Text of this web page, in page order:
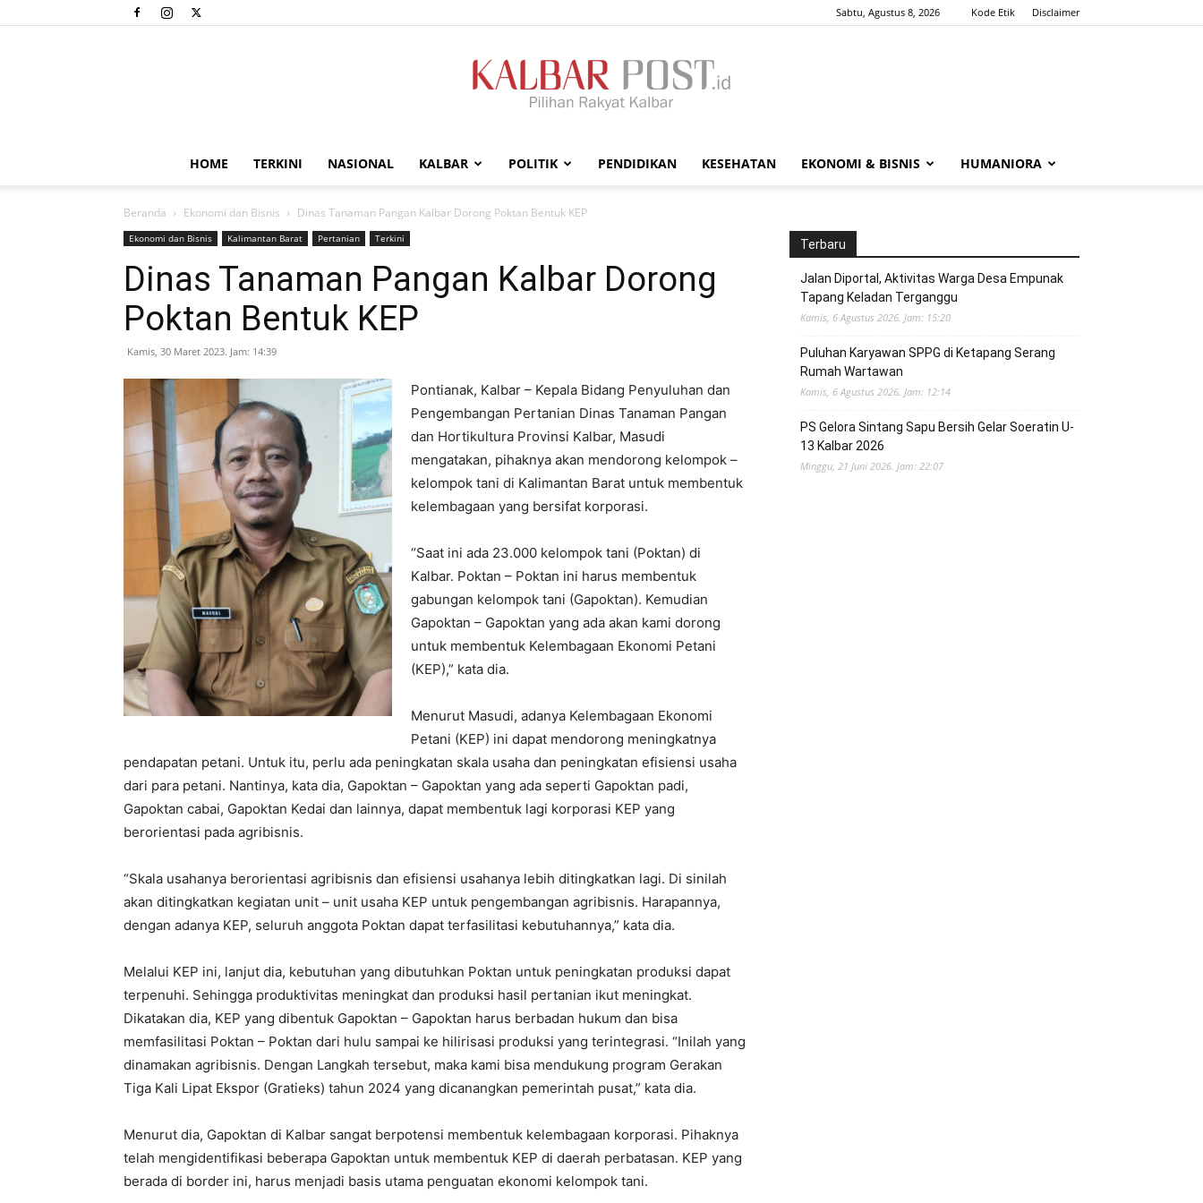
Sabtu, Agustus 8, 2026 Kode Etik Disclaimer
HOME TERKINI NASIONAL KALBAR POLITIK PENDIDIKAN KESEHATAN EKONOMI & BISNIS HUMANIORA
Beranda Ekonomi dan Bisnis Dinas Tanaman Pangan Kalbar Dorong Poktan Bentuk KEP
Ekonomi dan Bisnis Kalimantan Barat Pertanian Terkini
Dinas Tanaman Pangan Kalbar Dorong
Poktan Bentuk KEP
Kamis, 30 Maret 2023. Jam: 14:39
Pontianak, Kalbar – Kepala Bidang Penyuluhan dan
Pengembangan Pertanian Dinas Tanaman Pangan
dan Hortikultura Provinsi Kalbar, Masudi
mengatakan, pihaknya akan mendorong kelompok –
kelompok tani di Kalimantan Barat untuk membentuk
kelembagaan yang bersifat korporasi.
“Saat ini ada 23.000 kelompok tani (Poktan) di
Kalbar. Poktan – Poktan ini harus membentuk
gabungan kelompok tani (Gapoktan). Kemudian
Gapoktan – Gapoktan yang ada akan kami dorong
untuk membentuk Kelembagaan Ekonomi Petani
(KEP),” kata dia.
Menurut Masudi, adanya Kelembagaan Ekonomi
Petani (KEP) ini dapat mendorong meningkatnya
pendapatan petani. Untuk itu, perlu ada peningkatan skala usaha dan peningkatan efisiensi usaha
dari para petani. Nantinya, kata dia, Gapoktan – Gapoktan yang ada seperti Gapoktan padi,
Gapoktan cabai, Gapoktan Kedai dan lainnya, dapat membentuk lagi korporasi KEP yang
berorientasi pada agribisnis.
“Skala usahanya berorientasi agribisnis dan efisiensi usahanya lebih ditingkatkan lagi. Di sinilah
akan ditingkatkan kegiatan unit – unit usaha KEP untuk pengembangan agribisnis. Harapannya,
dengan adanya KEP, seluruh anggota Poktan dapat terfasilitasi kebutuhannya,” kata dia.
Melalui KEP ini, lanjut dia, kebutuhan yang dibutuhkan Poktan untuk peningkatan produksi dapat
terpenuhi. Sehingga produktivitas meningkat dan produksi hasil pertanian ikut meningkat.
Dikatakan dia, KEP yang dibentuk Gapoktan – Gapoktan harus berbadan hukum dan bisa
memfasilitasi Poktan – Poktan dari hulu sampai ke hilirisasi produksi yang terintegrasi. “Inilah yang
dinamakan agribisnis. Dengan Langkah tersebut, maka kami bisa mendukung program Gerakan
Tiga Kali Lipat Ekspor (Gratieks) tahun 2024 yang dicanangkan pemerintah pusat,” kata dia.
Menurut dia, Gapoktan di Kalbar sangat berpotensi membentuk kelembagaan korporasi. Pihaknya
telah mengidentifikasi beberapa Gapoktan untuk membentuk KEP di daerah perbatasan. KEP yang
berada di border ini, harus menjadi basis utama penguatan ekonomi kelompok tani.
Terbaru
Jalan Diportal, Aktivitas Warga Desa Empunak
Tapang Keladan Terganggu
Kamis, 6 Agustus 2026. Jam: 15:20
Puluhan Karyawan SPPG di Ketapang Serang
Rumah Wartawan
Kamis, 6 Agustus 2026. Jam: 12:14
PS Gelora Sintang Sapu Bersih Gelar Soeratin U-
13 Kalbar 2026
Minggu, 21 Juni 2026. Jam: 22:07